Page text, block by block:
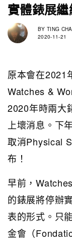
實體錶展
BY TING
2020-11-21
原本會在2021
Watches &
2020年時兩大
上壞消息。下
取消Physical
布！
早前，
的錶展將停辦
表的形式。只
金會（